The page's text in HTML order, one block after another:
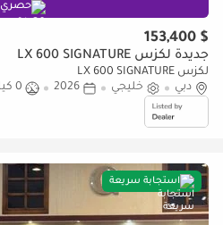
حصري
$ 153,400
جديدة لكزس LX 600 SIGNATURE
لكزس LX 600 SIGNATURE
دبي
خليجي 2026
0 كيلومتر
استجابة سريعة